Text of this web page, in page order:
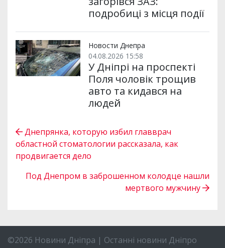
подробиці з місця події
Новости Днепра
04.08.2026 15:58
У Дніпрі на проспекті
Поля чоловік трощив
авто та кидався на
людей
Днепрянка, которую избил главврач
областной стоматологии рассказала, как
продвигается дело
Под Днепром в заброшенном колодце нашли
мертвого мужчину
©2026 Новини Дніпра | Останні новини Дніпро